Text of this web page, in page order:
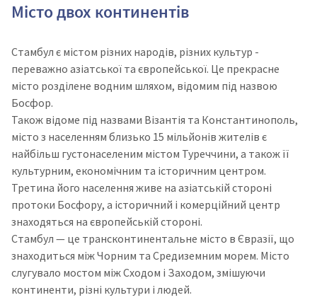
Місто двох континентів
Стамбул є містом різних народів, різних культур -
переважно азіатської та європейської. Це прекрасне
місто розділене водним шляхом, відомим під назвою
Босфор.
Також відоме під назвами Візантія та Константинополь,
місто з населенням близько 15 мільйонів жителів є
найбільш густонаселеним містом Туреччини, а також її
культурним, економічним та історичним центром.
Третина його населення живе на азіатській стороні
протоки Босфору, а історичний і комерційний центр
знаходяться на європейській стороні.
Стамбул — це трансконтинентальне місто в Євразії, що
знаходиться між Чорним та Средиземним морем. Місто
слугувало мостом між Сходом і Заходом, змішуючи
континенти, різні культури і людей.